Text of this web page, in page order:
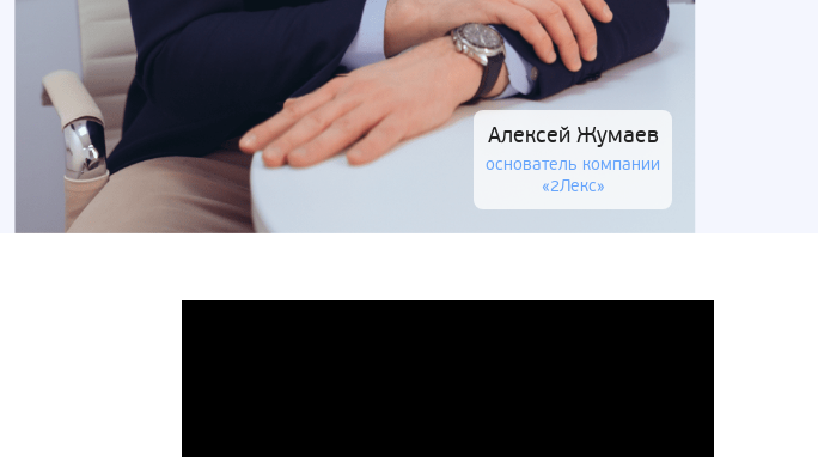
Алексей Жумаев
основатель компании
«2Лекс»